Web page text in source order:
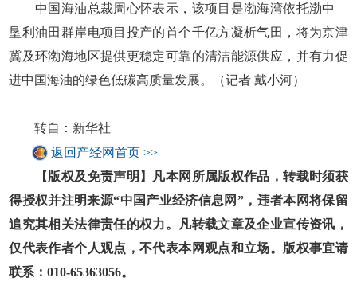
中国海油总裁周心怀表示，该项目是渤海湾依托渤中—
垦利油田群岸电项目投产的首个千亿方凝析气田，将为京津
冀及环渤海地区提供更稳定可靠的清洁能源供应，并有力促
进中国海油的绿色低碳高质量发展。（记者 戴小河）
转自：新华社
返回产经网首页 >>
【版权及免责声明】凡本网所属版权作品，转载时须获
得授权并注明来源“中国产业经济信息网”，违者本网将保留
追究其相关法律责任的权力。凡转载文章及企业宣传资讯，
仅代表作者个人观点，不代表本网观点和立场。版权事宜请
联系：010-65363056。